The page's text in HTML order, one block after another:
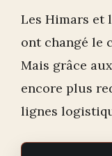
Les Himars et
ont changé le
Mais grâce
encore plus
lignes